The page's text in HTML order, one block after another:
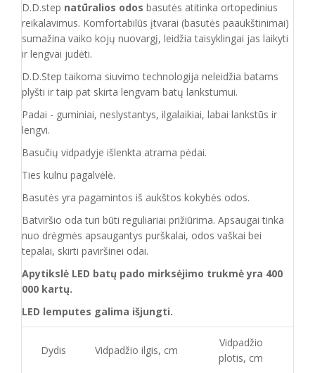
D.D.step natūralios odos basutės atitinka ortopedinius
reikalavimus. Komfortabilūs įtvarai (basutės paaukštinimai)
sumažina vaiko kojų nuovargį, leidžia taisyklingai jas laikyti
ir lengvai judėti.
D.D.Step taikoma siuvimo technologija neleidžia batams
plyšti ir taip pat skirta lengvam batų lankstumui.
Padai - guminiai, neslystantys, ilgalaikiai, labai lankstūs ir
lengvi.
Basučių vidpadyje išlenkta atrama pėdai.
Ties kulnu pagalvėlė.
Basutės yra pagamintos iš aukštos kokybės odos.
Batviršio oda turi būti reguliariai prižiūrima. Apsaugai tinka
nuo drėgmės apsaugantys purškalai, odos vaškai bei
tepalai, skirti paviršinei odai.
Apytikslė LED batų pado mirksėjimo trukmė yra 400
000 kartų.
LED lemputes galima išjungti.
Dydis Vidpadžio ilgis, cm
Vidpadžio
plotis, cm